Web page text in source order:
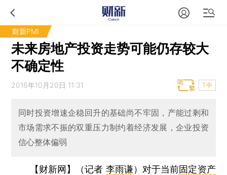
财新PMI
未来房地产投资走势可能仍存较大
不确定性
2016年10月20日 11:31 T中
同时投资增速企稳回升的基础尚不牢固，产能过剩和
市场需求不振的双重压力制约着经济发展，企业投资
信心整体偏弱
【财新网】（记者 李雨谦） 对于当前固定资产